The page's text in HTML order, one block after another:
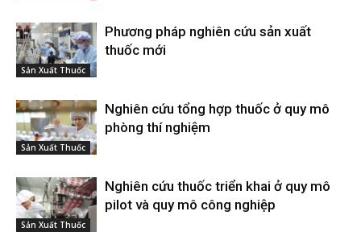
Sản Xuất Thuốc
Phương pháp nghiên cứu sản xuất
thuốc mới
Sản Xuất Thuốc
Nghiên cứu tổng hợp thuốc ở quy mô
phòng thí nghiệm
Sản Xuất Thuốc
Nghiên cứu thuốc triển khai ở quy mô
pilot và quy mô công nghiệp